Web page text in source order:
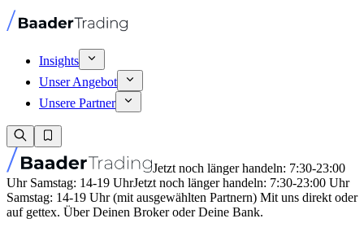
Insights
Unser Angebot
Unsere Partner
Jetzt noch länger handeln: 7:30-23:00
Uhr Samstag: 14-19 UhrJetzt noch länger handeln: 7:30-23:00 Uhr
Samstag: 14-19 Uhr (mit ausgewählten Partnern) Mit uns direkt oder
auf gettex. Über Deinen Broker oder Deine Bank.